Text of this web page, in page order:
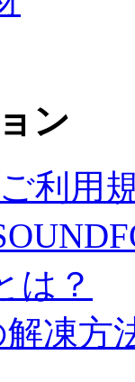
ン
利用
は？
凍方